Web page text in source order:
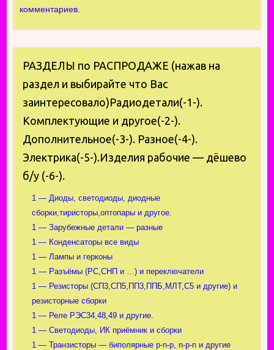
комментариев.
РАЗДЕЛЫ по РАСПРОДАЖЕ (нажав на
раздел и выбирайте что Вас
заинтересовало)Радиодетали(-1-).
Комплектующие и другое(-2-).
Дополнительное(-3-). Разное(-4-).
Электрика(-5-).Изделия рабочие — дёшево
б/у (-6-).
1 — Диоды, светодиоды, диодные
сборки,тиристоры,оптопары и другое.
1 — Зарубежные детали — разные
1 — Конденсаторы все виды
1 — Лампы и герконы
1 — Разъёмы (РС,СНП и …) и переключатели
1 — Резисторы (СП3,СП5,ПП3,ППБ,МЛТ,С5 и другие) и
резисторные сборки
1 — Реле РЭС34,48,49 и другие.
1 — Светодиоды, ИК приёмник и сборки
1 — Транзисторы — биполярные p-n-p, n-p-n и другие